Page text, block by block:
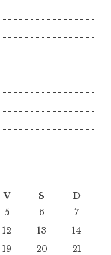
V S
D
5 6
7
12 13
14
19 20
21